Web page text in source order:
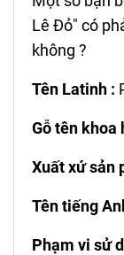
Lê Đỏ" có
không ?
Tên Latinh :
Gỗ tên khoa
Xuất xứ sản
Tên tiếng
Phạm vi sử